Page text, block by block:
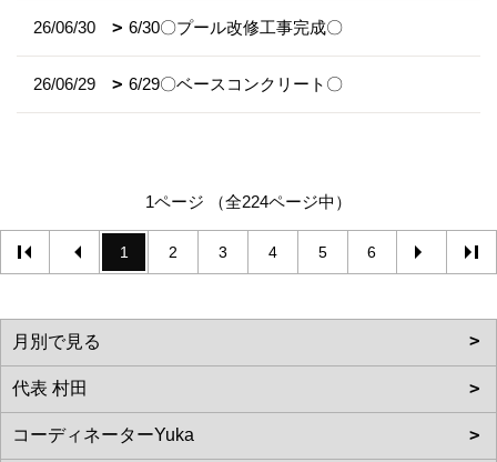
26/06/30 6/30〇プール改修工事完成〇
26/06/29 6/29〇ベースコンクリート〇
1ページ （全224ページ中）
1 2 3 4 5 6